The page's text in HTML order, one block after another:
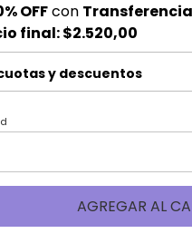
OFFcon Transferencia
final:$2.520,00
y descuentos
AGREGAR AL